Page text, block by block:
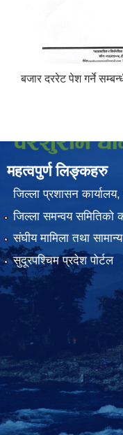
बजार दररेट पेश गर्ने
महत्वपुर्ण लिङ्कहरु
जिल्ला प्रशासन
जिल्ला समन्वय समितिको
संघीय मामिला तथा
सुदूरपश्चिम प्रदेश पोर्टल